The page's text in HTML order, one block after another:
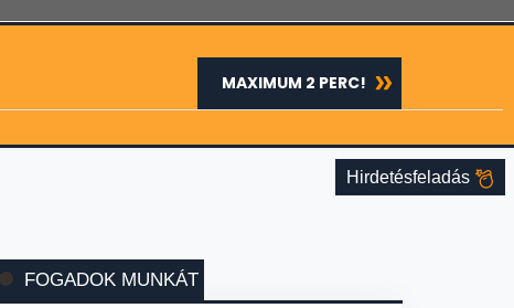
MAXIMUM 2 PERC!
FOGADOK MUNKÁT
Hirdetésfeladás